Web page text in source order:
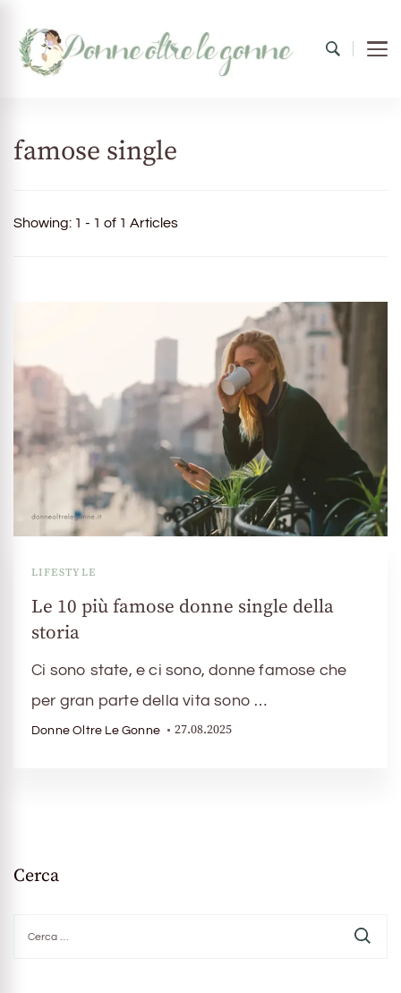
famose single
Showing: 1 - 1 of 1 Articles
LIFESTYLE
Le 10 più famose donne single della
storia
Ci sono state, e ci sono, donne famose che
per gran parte della vita sono …
Donne Oltre Le Gonne 27.08.2025
Cerca
per: